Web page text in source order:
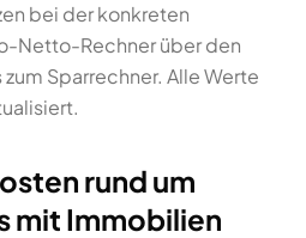
bei der konkreten
Netto-Rechner über den
Sparrechner. Alle Werte
rund um
mit Immobilien